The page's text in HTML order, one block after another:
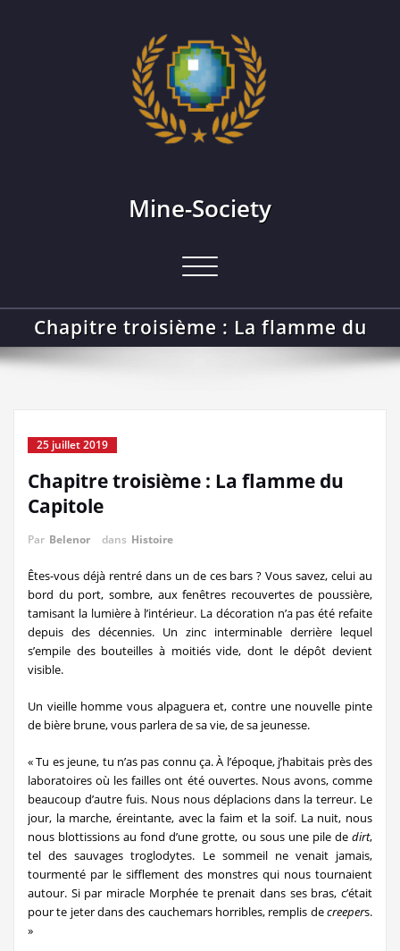
Mine-Society
Afficher/masquer
navigation
Chapitre troisième : La flamme du
25 juillet 2019
Chapitre troisième : La flamme du
Capitole
Par Belenor dans Histoire
Êtes-vous déjà rentré dans un de ces bars ? Vous savez, celui au
bord du port, sombre, aux fenêtres recouvertes de poussière,
tamisant la lumière à l’intérieur. La décoration n’a pas été refaite
depuis des décennies. Un zinc interminable derrière lequel
s’empile des bouteilles à moitiés vide, dont le dépôt devient
visible.
Un vieille homme vous alpaguera et, contre une nouvelle pinte
de bière brune, vous parlera de sa vie, de sa jeunesse.
« Tu es jeune, tu n’as pas connu ça. À l’époque, j’habitais près des
laboratoires où les failles ont été ouvertes. Nous avons, comme
beaucoup d’autre fuis. Nous nous déplacions dans la terreur. Le
jour, la marche, éreintante, avec la faim et la soif. La nuit, nous
nous blottissions au fond d’une grotte, ou sous une pile de dirt,
tel des sauvages troglodytes. Le sommeil ne venait jamais,
tourmenté par le sifflement des monstres qui nous tournaient
autour. Si par miracle Morphée te prenait dans ses bras, c’était
pour te jeter dans des cauchemars horribles, remplis decreepers.
»